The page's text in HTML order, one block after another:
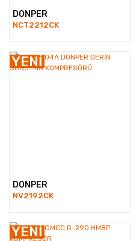
DONPER
NCT2212CK
YENİ
DONPER
NV2192CK
YENİ